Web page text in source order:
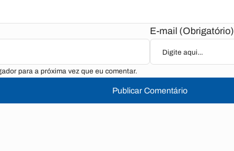
E-mail (Obrigatório)
para a próxima vez que eu comentar.
Publicar Comentário